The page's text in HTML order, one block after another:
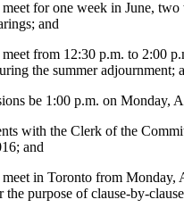
for one week in June,
and
from 12:30 p.m. to 2:00
the summer adjournment;
be 1:00 p.m. on Monday,
with the Clerk of the
and
in Toronto from Monday,
purpose of clause-by-